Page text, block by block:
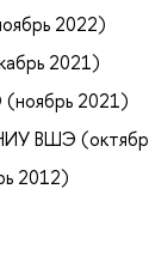
2022)
2021)
2021)
ВШЭ
2012)